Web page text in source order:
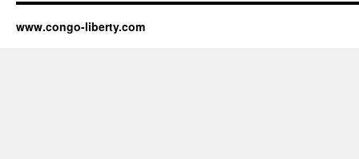
www.congo-liberty.com